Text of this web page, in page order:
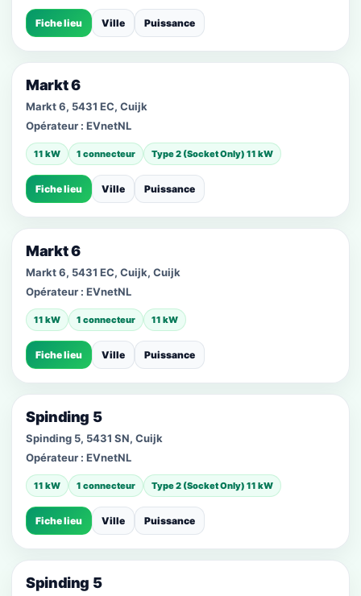
Fiche lieu Ville Puissance
Markt 6
Markt 6, 5431 EC, Cuijk
Opérateur : EVnetNL
11 kW 1 connecteur Type 2 (Socket Only) 11 kW
Fiche lieu Ville Puissance
Markt 6
Markt 6, 5431 EC, Cuijk, Cuijk
Opérateur : EVnetNL
11 kW 1 connecteur 11 kW
Fiche lieu Ville Puissance
Spinding 5
Spinding 5, 5431 SN, Cuijk
Opérateur : EVnetNL
11 kW 1 connecteur Type 2 (Socket Only) 11 kW
Fiche lieu Ville Puissance
Spinding 5